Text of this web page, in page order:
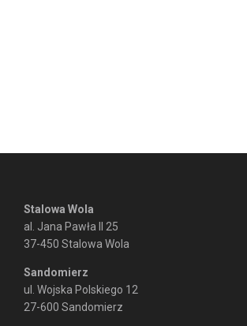
Stalowa Wola
al. Jana Pawła II 25
37-450 Stalowa Wola
Sandomierz
ul. Wojska Polskiego 12
27-600 Sandomierz